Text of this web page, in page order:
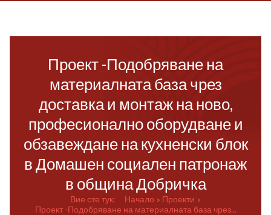
Проект -Подобряване на
материалната база чрез
доставка и монтаж на ново,
професионално оборудване и
обзавеждане на кухненски блок
в Домашен социален патронаж
в община Добричка
Вие сте тук: Начало
Проекти
Проект -Подобряване на материалната база чрез...